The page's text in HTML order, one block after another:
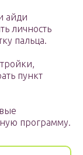
айди
личность
пальца.
пункт
программу.